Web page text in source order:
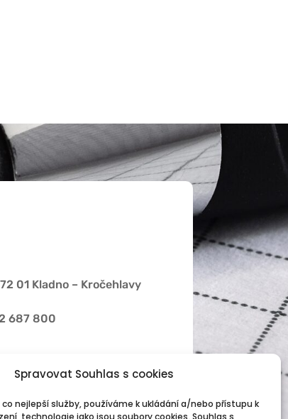
Spravovat Souhlas s cookies
nejlepší služby, používáme k ukládání a/nebo přístupu k
technologie jako jsou soubory cookies. Souhlas s
01 Kladno – Kročehlavy
687 800